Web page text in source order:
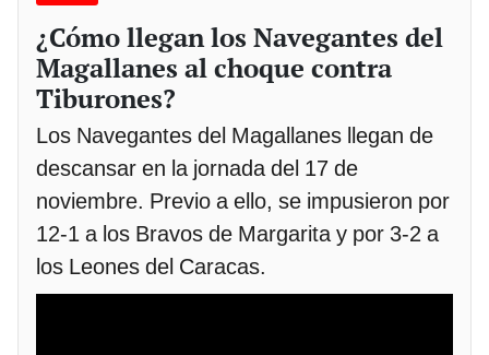
¿Cómo llegan los Navegantes del
Magallanes al choque contra
Tiburones?
Los Navegantes del Magallanes llegan de
descansar en la jornada del 17 de
noviembre. Previo a ello, se impusieron por
12-1 a los Bravos de Margarita y por 3-2 a
los Leones del Caracas.